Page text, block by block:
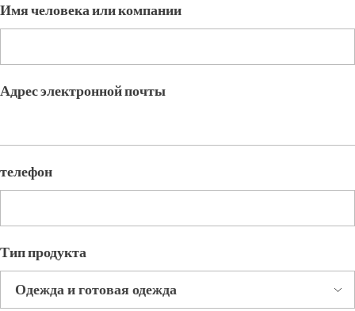
Имя человека или компании
Адрес электронной почты
телефон
Тип продукта